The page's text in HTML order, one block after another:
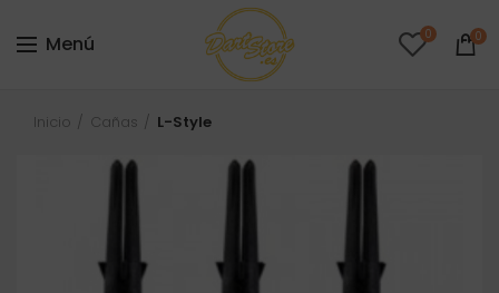
Menú 0 0
Inicio Cañas L-Style